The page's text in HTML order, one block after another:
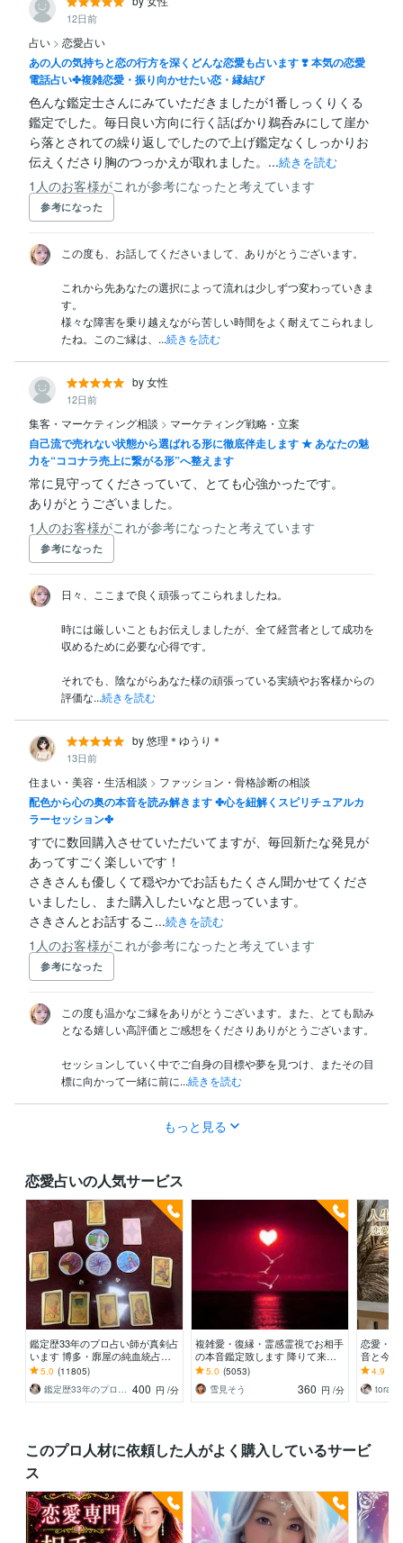
12日前
占い > 恋愛占い
あの人の気持ちと恋の行方を深くどんな恋愛も占います ❣️ 本気の恋愛
電話占い✤複雑恋愛・振り向かせたい恋・縁結び
色んな鑑定士さんにみていただきましたが1番しっくりくる
鑑定でした。毎日良い方向に行く話ばかり鵜呑みにして崖か
ら落とされての繰り返しでしたので上げ鑑定なくしっかりお
伝えくださり胸のつっかえが取れました。...続きを読む
1人のお客様がこれが参考になったと考えています
参考になった
この度も、お話してくださいまして、ありがとうございます。
これから先あなたの選択によって流れは少しずつ変わっていきま
す。
様々な障害を乗り越えながら苦しい時間をよく耐えてこられまし
たね。このご縁は、...続きを読む
by 女性
12日前
集客・マーケティング相談 > マーケティング戦略・立案
自己流で売れない状態から選ばれる形に徹底伴走します ★ あなたの魅
力を“ココナラ売上に繋がる形”へ整えます
常に見守ってくださっていて、とても心強かったです。
ありがとうございました。
1人のお客様がこれが参考になったと考えています
参考になった
日々、ここまで良く頑張ってこられましたね。
時には厳しいこともお伝えしましたが、全て経営者として成功を
収めるために必要な心得です。
それでも、陰ながらあなた様の頑張っている実績やお客様からの
評価な...続きを読む
by 悠理＊ゆうり＊
13日前
住まい・美容・生活相談 > ファッション・骨格診断の相談
配色から心の奥の本音を読み解きます ✤心を紐解くスピリチュアルカ
ラーセッション✤
すでに数回購入させていただいてますが、毎回新たな発見が
あってすごく楽しいです！
さきさんも優しくて穏やかでお話もたくさん聞かせてくださ
いましたし、また購入したいなと思っています。
さきさんとお話するこ...続きを読む
1人のお客様がこれが参考になったと考えています
参考になった
この度も温かなご縁をありがとうございます。また、とても励み
となる嬉しい高評価とご感想をくださりありがとうございます。
セッションしていく中でご自身の目標や夢を見つけ、またその目
標に向かって一緒に前に...続きを読む
もっと見る
恋愛占いの人気サービス
鑑定歴33年のプロ占い師が真剣占
います 博多・廓屋の純血統占い
祈願師 雷鳥
5.0 (11805)
鑑定歴33年のプロ占い師 雷鳥 400 円 /分
複雑愛・復縁・霊感霊視でお相手
の本音鑑定致します 降りて来た
言葉をそのままお伝えします。
5.0 (5053)
雪見そう
360 円 /分
恋愛・
音と今
鑑定｜
にお伝
4.9
このプロ人材に依頼した人がよく購入しているサービ
ス